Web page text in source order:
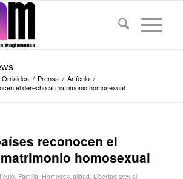
Orrialdea / Prensa / Artículo /
el derecho al matrimonio homosexual
reconocen el
homosexual
, Familia, Homosexualidad, Libertad sexual,